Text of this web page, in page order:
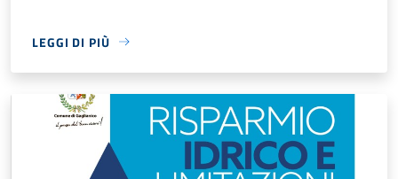
LEGGI DI PIÙ